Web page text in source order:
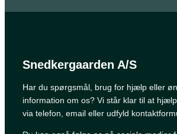
Snedkergaarden A/S
Har du spørgsmål, brug for hjælp eller
information om os? Vi står klar til at
via telefon, email eller udfyld